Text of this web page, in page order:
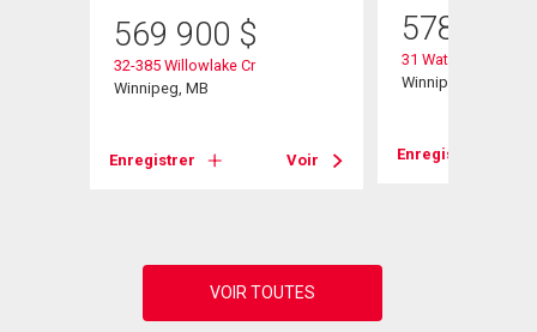
569 900 $
32-385 Willowlake Cr
Winnipeg, MB
Enregistrer Voir
578 900
31 Waterside Cove
Winnipeg, MB
Enregistrer